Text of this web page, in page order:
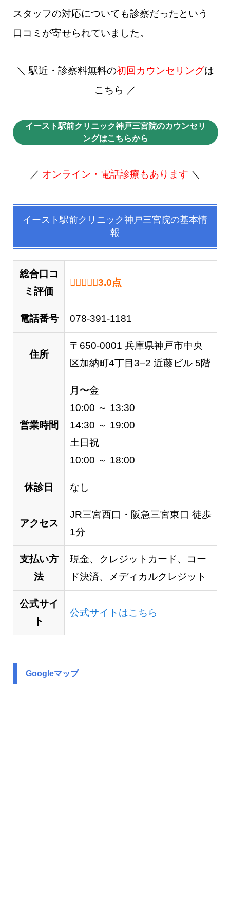
スタッフの対応についても診察だったという
口コミが寄せられていました。
＼ 駅近・診察料無料の初回カウンセリングは
こちら ／
イースト駅前クリニック神戸三宮院のカウンセリ
ングはこちらから
／ オンライン・電話診療もあります ＼
イースト駅前クリニック神戸三宮院の基本情
報
総合口コ
ミ評価
3.0 out of 5.0 stars
3.0点
電話番号 078-391-1181
住所
〒650-0001 兵庫県神戸市中央
区加納町4丁目3−2 近藤ビル 5階
営業時間
月〜金
10:00 ～ 13:30
14:30 ～ 19:00
土日祝
10:00 ～ 18:00
休診日 なし
アクセス
JR三宮西口・阪急三宮東口 徒歩
1分
支払い方
法
現金、クレジットカード、コー
ド決済、メディカルクレジット
公式サイ
ト
公式サイトはこちら
Googleマップ